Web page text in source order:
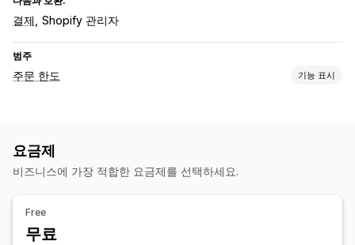
결제 Shopify 관리자
범주
주문 한도 기능 표시
고객 태그
사용자 지정 메시지
요금제
비즈니스에 가장 적합한 요금제를 선택하세요.
Free
무료